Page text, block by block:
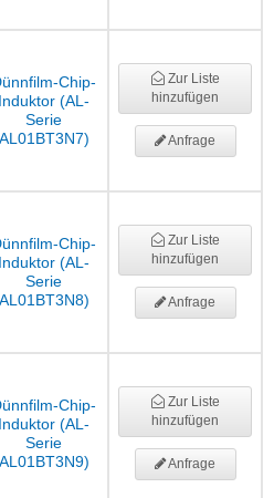
Chip-
Induktor (AL-
Serie
AL01BT3N7)
Zur Liste
hinzufügen
Anfrage
Chip-
Induktor (AL-
Serie
AL01BT3N8)
Zur Liste
hinzufügen
Anfrage
Chip-
Induktor (AL-
Serie
AL01BT3N9)
Zur Liste
hinzufügen
Anfrage